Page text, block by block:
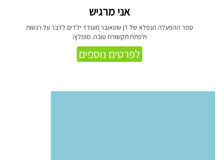
אני מרגיש
ספר ההפעלה הנפלא של דן שטאובר מעודד ילדים לדבר על רגשות
ולפתח תקשורת טובה. מומלץ!
לפרטים נוספים